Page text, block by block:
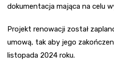
dokumentacja mająca na celu
Projekt renowacji został
umową, tak aby jego
listopada 2024 roku.